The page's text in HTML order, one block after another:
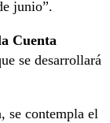
junio”.
Cuenta
se desarrollará
se contempla el